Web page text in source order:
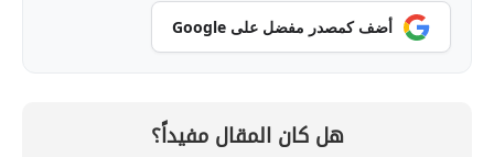
أضف كمصدر مفضل على Google
هل كان المقال مفيداً؟